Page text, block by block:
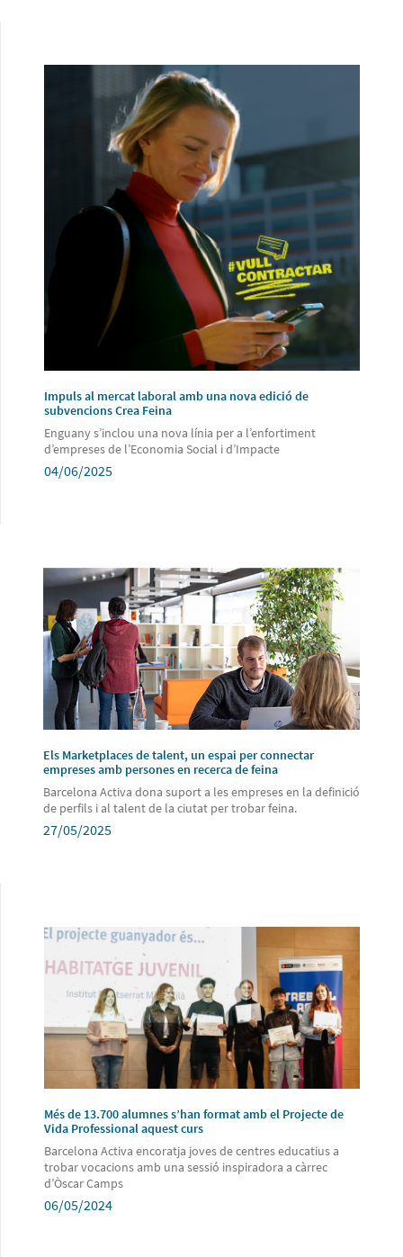
Impuls al mercat laboral amb una nova edició de
subvencions Crea Feina
Enguany s’inclou una nova línia per a l’enfortiment
d’empreses de l’Economia Social i d’Impacte
04/06/2025
Els Marketplaces de talent, un espai per connectar
empreses amb persones en recerca de feina
Barcelona Activa dona suport a les empreses en la definició
de perfils i al talent de la ciutat per trobar feina.
27/05/2025
Més de 13.700 alumnes s’han format amb el Projecte de
Vida Professional aquest curs
Barcelona Activa encoratja joves de centres educatius a
trobar vocacions amb una sessió inspiradora a càrrec
d’Òscar Camps
06/05/2024